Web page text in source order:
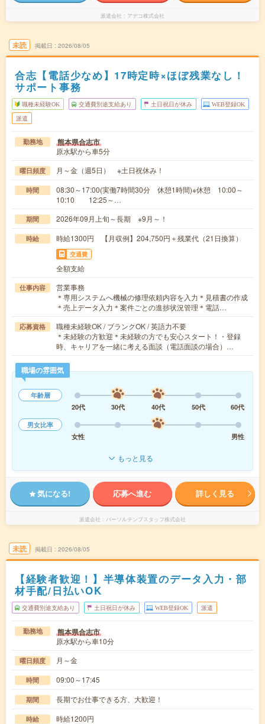
派遣会社 アデコ株式会社
未読 掲載日 2026/08/05
合志【電話少なめ】17時定時×ほぼ残業なし！
サポート事務
職種未経験OK 交通費別途支給あり 土日祝日が休み WEB登録OK
派遣
勤務地 熊本県合志市
原水駅から車5分
曜日頻度 月～金（週5日） ※土日祝休み！
時間
08:30～17:00(実働7時間30分 休憩1時間)※休憩 10:00～
10:10 12:25～…
期間 2026年09月上旬～長期 ※9月～！
時給 時給1300円 【月収例】204,750円＋残業代（21日換算）
交通費
全額支給
仕事内容
営業事務
＊専用システムへ機械の修理依頼内容を入力＊見積書の作成
＊売上データ入力＊案件ごとの進捗状況管理＊電話…
応募資格
職種未経験OK / ブランクOK / 英語力不要
＊未経験の方歓迎＊未経験の方でも安心スタート！・登録
時、キャリアを一緒に考える面談（電話面談の場合）…
職場の雰囲気
年齢層
20代
30代 40代 50代
60代
男女比率
女性
男性
もっと見る
気になる! 応募へ進む 詳しく見る
派遣会社 パーソルテンプスタッフ株式会社
未読 掲載日 2026/08/05
【経験者歓迎！】半導体装置のデータ入力・部
材手配/日払いOK
交通費別途支給あり 土日祝日が休み WEB登録OK 派遣
勤務地 熊本県合志市
原水駅から車10分
曜日頻度 月～金
時間 09:00～17:45
期間 長期でお仕事できる方、大歓迎！
時給 時給1200円